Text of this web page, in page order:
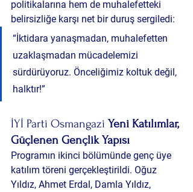
politikalarına hem de muhalefetteki
belirsizliğe karşı net bir duruş sergiledi:
“İktidara yanaşmadan, muhalefetten
uzaklaşmadan mücadelemizi
sürdürüyoruz. Önceliğimiz koltuk değil,
halktır!”
İYİ Parti Osmangazi Yeni Katılımlar,
Güçlenen Gençlik Yapısı
Programın ikinci bölümünde genç üye
katılım töreni gerçekleştirildi. Oğuz
Yıldız, Ahmet Erdal, Damla Yıldız,